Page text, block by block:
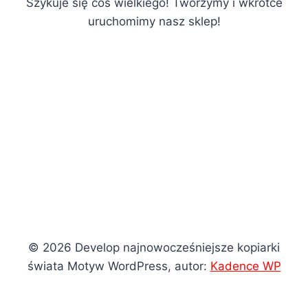
uruchomimy nasz sklep!
© 2026 Develop najnowocześniejsze kopiarki
świata Motyw WordPress, autor: Kadence WP